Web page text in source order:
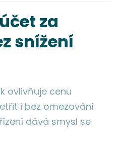
za
snížení
ovlivňuje cenu
i bez omezování
dává smysl se